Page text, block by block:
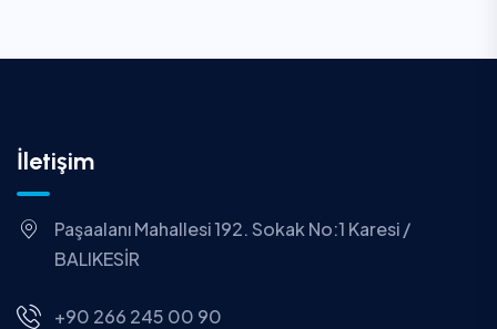
İletişim
Paşaalanı Mahallesi 192. Sokak No:1 Karesi /
BALIKESİR
+90 266 245 00 90